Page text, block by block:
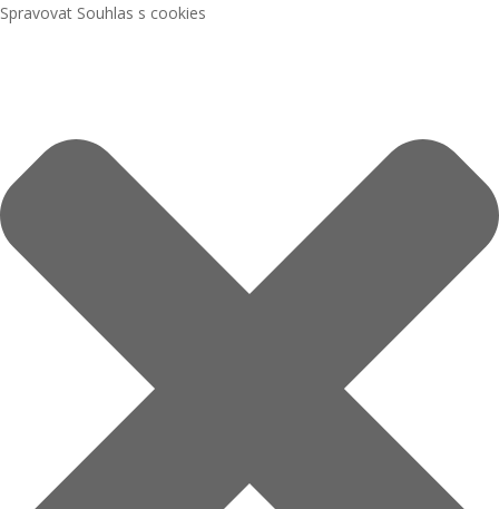
Spravovat Souhlas s cookies